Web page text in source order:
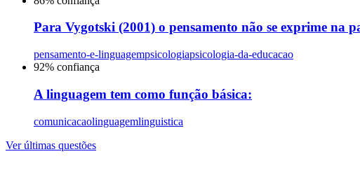
Para Vygotski (2001) o pensamento não se exprime na
pensamento-e-linguagempsicologiapsicologia-da-educacao
92% confiança
A linguagem tem como função básica:
comunicacaolinguagemlinguistica
Ver últimas questões